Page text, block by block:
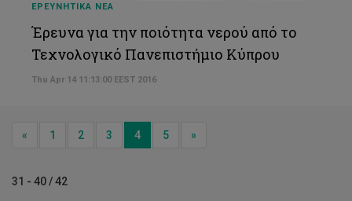
ΕΡΕΥΝΗΤΙΚΑ ΝΕΑ
Έρευνα για την ποιότητα νερού από το
Τεχνολογικό Πανεπιστήμιο Κύπρου
Thu Apr 14 11:13:00 EEST 2016
« Previous
1 2 3 4 5 »
31 - 40 / 42